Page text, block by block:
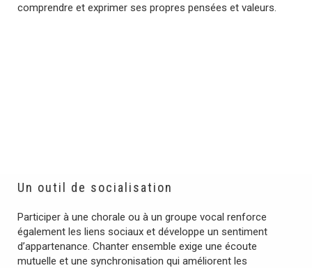
comprendre et exprimer ses propres pensées et valeurs.
Un outil de socialisation
Participer à une chorale ou à un groupe vocal renforce
également les liens sociaux et développe un sentiment
d’appartenance. Chanter ensemble exige une écoute
mutuelle et une synchronisation qui améliorent les